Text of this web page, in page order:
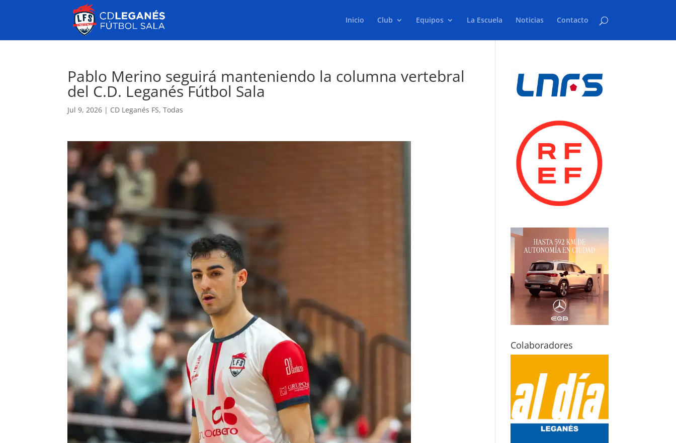
Inicio Club Equipos La Escuela Noticias Contacto
Pablo Merino seguirá manteniendo la columna vertebral
del C.D. Leganés Fútbol Sala
Jul 9, 2026 | CD Leganés FS,Todas
Colaboradores